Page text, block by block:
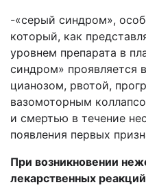
-«серый синдром»,
который, как
уровнем препарата в
синдром» проявляется
цианозом, рвотой,
вазомоторным
и смертью в течение
появления первых
При возникновении
лекарственных